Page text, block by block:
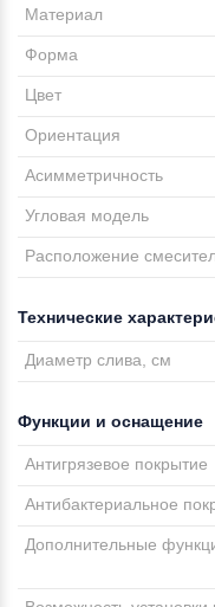
Материал
Форма
Цвет
Ориентация
Асимметричность
Угловая модель
Расположение
Технические
Диаметр слива, см
Функции и оснащение
Антигрязевое покрытие
Антибактериальное
Дополнительные